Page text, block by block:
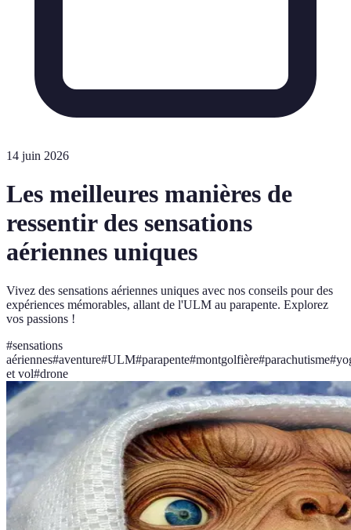
14 juin 2026
Les meilleures manières de
ressentir des sensations
aériennes uniques
Vivez des sensations aériennes uniques avec nos conseils pour des
expériences mémorables, allant de l'ULM au parapente. Explorez
vos passions !
#sensations
aériennes#aventure#ULM#parapente#montgolfière#parachutisme#
et vol#drone